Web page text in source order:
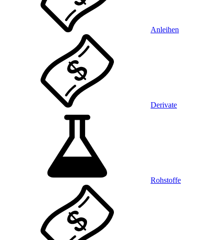
Anleihen
Derivate
Rohstoffe